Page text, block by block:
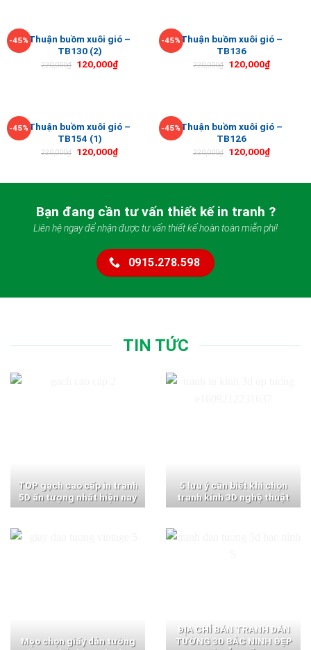
-45% Thuận buồm xuôi gió –
TB130 (2)
220,000₫ 120,000₫
-45% Thuận buồm xuôi gió –
TB136
220,000₫ 120,000₫
-45% Thuận buồm xuôi gió –
TB154 (1)
220,000₫ 120,000₫
-45% Thuận buồm xuôi gió –
TB126
220,000₫ 120,000₫
Bạn đang cần tư vấn thiết kế in tranh ?
Liên hệ ngay để nhận được tư vấn thiết kế hoàn toàn miễn phí!
0915.278.598
TIN TỨC
TOP gạch cao cấp in tranh
5D ấn tượng nhất hiện nay
5 lưu ý cần biết khi chọn
tranh kính 3D nghệ thuật
Mẹo chọn giấy dán tường
ĐỊA CHỈ BÁN TRANH DÁN
TƯỜNG 3D BẮC NINH ĐẸP